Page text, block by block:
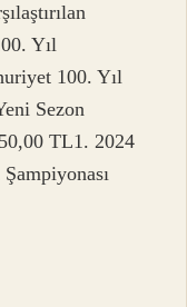
Yıl
100. Yıl
Sezon
TL1. 2024